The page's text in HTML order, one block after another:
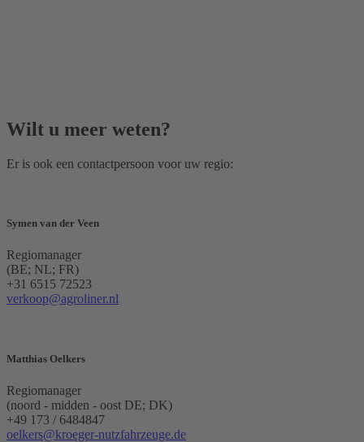
Wilt u meer weten?
Er is ook een contactpersoon voor uw regio:
Symen van der Veen
Regiomanager
(BE; NL; FR)
+31 6515 72523
verkoop@agroliner.nl
Matthias Oelkers
Regiomanager
(noord - midden - oost DE; DK)
+49 173 / 6484847
oelkers@kroeger-nutzfahrzeuge.de